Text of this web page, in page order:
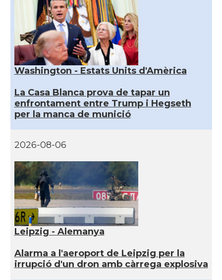
Washington - Estats Units d'Amèrica
La Casa Blanca prova de tapar un
enfrontament entre Trump i Hegseth
per la manca de munició
2026-08-06
Leipzig - Alemanya
Alarma a l'aeroport de Leipzig per la
irrupció d'un dron amb càrrega explosiva